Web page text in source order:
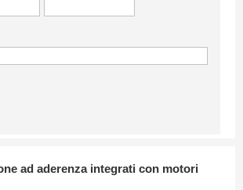
ad aderenza integrati con motori